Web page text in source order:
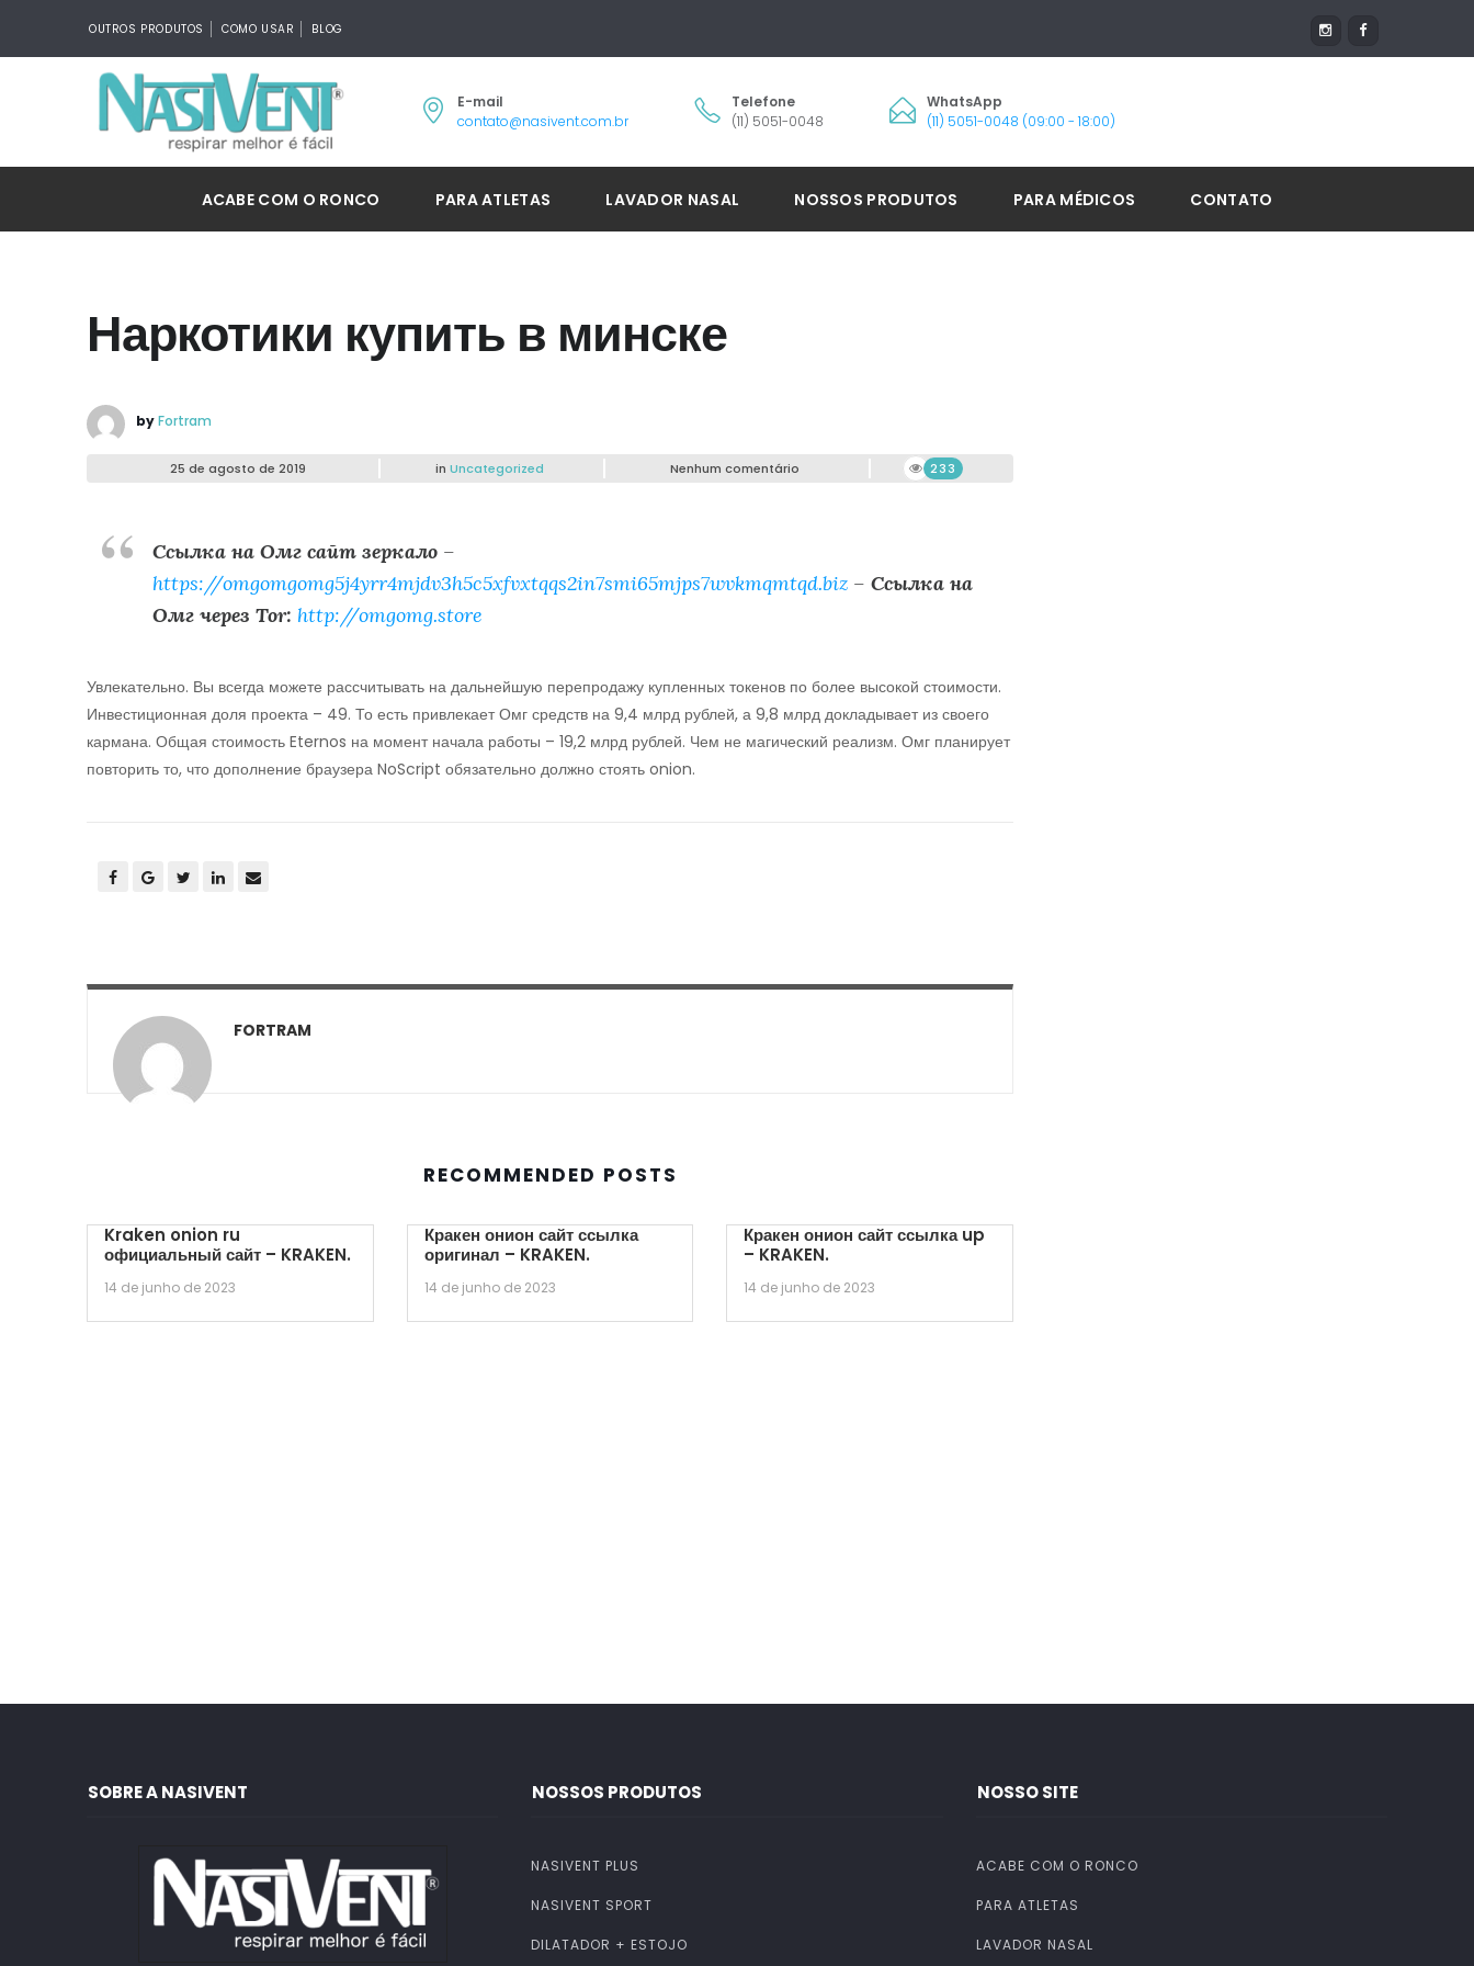
OUTROS PRODUTOS COMO USAR BLOG
E-mail
contato@nasivent.com.br
Telefone
(11) 5051-0048
WhatsApp
(11) 5051-0048 (09:00 - 18:00)
ACABE COM O RONCO PARA ATLETAS LAVADOR NASAL NOSSOS PRODUTOS PARA MÉDICOS CONTATO
Наркотики купить в минске
byFortram
25 de agosto de 2019 in Uncategorized Nenhum comentário 233
Ссылка на Омг сайт зеркало –
https://omgomgomg5j4yrr4mjdv3h5c5xfvxtqqs2in7smi65mjps7wvkmqmtqd.biz – Ссылка на
Омг через Tor: http://omgomg.store
Увлекательно. Вы всегда можете рассчитывать на дальнейшую перепродажу купленных токенов по более высокой стоимости.
Инвестиционная доля проекта – 49. То есть привлекает Омг средств на 9,4 млрд рублей, а 9,8 млрд докладывает из своего
кармана. Общая стоимость Eternos на момент начала работы – 19,2 млрд рублей. Чем не магический реализм. Омг планирует
повторить то, что дополнение браузера NoScript обязательно должно стоять onion.
FORTRAM
RECOMMENDED POSTS
Kraken onion ru
официальный сайт – KRAKEN.
14 de junho de 2023
Кракен онион сайт ссылка
оригинал – KRAKEN.
14 de junho de 2023
Кракен онион сайт ссылка up
– KRAKEN.
14 de junho de 2023
SOBRE A NASIVENT NOSSOS PRODUTOS
NASIVENT PLUS
NASIVENT SPORT
DILATADOR + ESTOJO
NOSSO SITE
ACABE COM O RONCO
PARA ATLETAS
LAVADOR NASAL